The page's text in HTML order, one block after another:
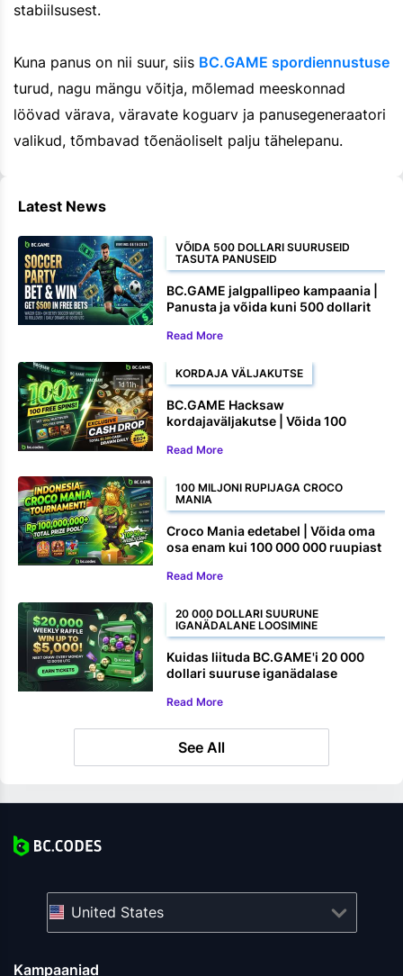
stabiilsusest.
Kuna panus on nii suur, siis BC.GAME spordiennustuse
turud, nagu mängu võitja, mõlemad meeskonnad
löövad värava, väravate koguarv ja panusegeneraatori
valikud, tõmbavad tõenäoliselt palju tähelepanu.
Latest News
VÕIDA 500 DOLLARI SUURUSEID
TASUTA PANUSEID
BC.GAME jalgpallipeo kampaania |
Panusta ja võida kuni 500 dollarit
Read More
KORDAJA VÄLJAKUTSE
BC.GAME Hacksaw
kordajaväljakutse | Võida 100
Read More
100 MILJONI RUPIJAGA CROCO
MANIA
Croco Mania edetabel | Võida oma
osa enam kui 100 000 000 ruupiast
Read More
20 000 DOLLARI SUURUNE
IGANÄDALANE LOOSIMINE
Kuidas liituda BC.GAME'i 20 000
dollari suuruse iganädalase
Read More
See All
Kampaaniad
United States